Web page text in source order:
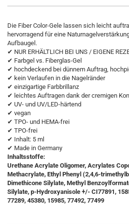
Die Fiber Color-Gele lassen sich leicht
hervorragend für eine
Aufbaugel.
✔ NUR ERHÄLTLICH BEI UNS / EIGENE
✔ Farbgel vs. Fiberglas-Gel
✔ hochdeckend bei dünnem Auftrag,
✔ kein Verlaufen in die Nagelränder
✔ einzigartige Farbbrillanz
✔ leichtes Auftragen dank der cremigen
✔ UV- und UV/LED-härtend
✔ vegan
✔ TPO- und HEMA-frei
✔ TPO-frei
✔ Inhalt: 5 ml
✔ Made in Germany
Inhaltsstoffe:
Urethane Acrylate Oligomer, Acrylates
Methacrylate, Ethyl Phenyl (2,4,6-
Dimethicone Silylate, Methyl
Silylate, p-Hydroxyanisole +/- CI77891,
77289, 45380, 15985, 77492, 77499